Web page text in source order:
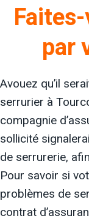
par
Avouez qu’il
serrurier à
compagnie
sollicité
de serrurerie,
Pour savoir si
problèmes de
contrat